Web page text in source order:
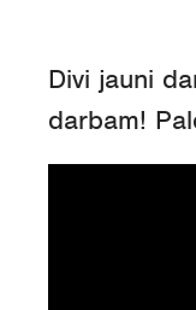
Divi jauni
darbam!